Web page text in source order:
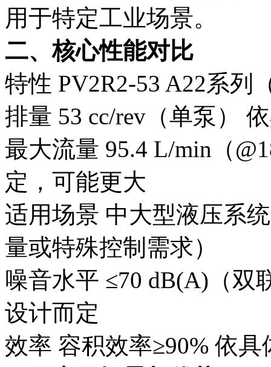
用于特定工业场景。
二、核心性能对比
特性 PV2R2-53 A22系列
排量 53 cc/rev（单泵）
最大流量 95.4 L/min（
定，可能更大
适用场景 中大型液压系统
量或特殊控制需求）
噪音水平 ≤70 dB(A)（双
设计而定
效率 容积效率≥90% 依具